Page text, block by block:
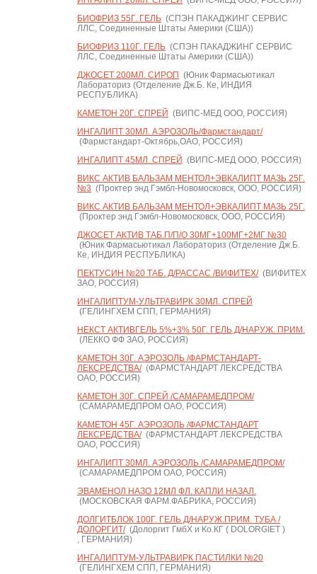
БИОФРИЗ 55Г. ГЕЛЬ(СПЭН ПАКАДЖИНГ СЕРВИС
ЛЛС, Соединенные Штаты Америки (США))
БИОФРИЗ 110Г. ГЕЛЬ(СПЭН ПАКАДЖИНГ СЕРВИС
ЛЛС, Соединенные Штаты Америки (США))
ДЖОСЕТ 200МЛ. СИРОП (Юник Фармасьютикал
Лабораториз (Отделение Дж.Б. Ке, ИНДИЯ
РЕСПУБЛИКА)
КАМЕТОН 20Г. СПРЕЙ (ВИПС-МЕД ООО, РОССИЯ)
ИНГАЛИПТ 30МЛ. АЭРОЗОЛЬ/Фармстандарт/
(Фармстандарт-Октябрь,ОАО, РОССИЯ)
ИНГАЛИПТ 45МЛ. СПРЕЙ (ВИПС-МЕД ООО, РОССИЯ)
ВИКС АКТИВ БАЛЬЗАМ МЕНТОЛ+ЭВКАЛИПТ МАЗЬ 25Г.
№3 (Проктер энд Гэмбл-Новомосковск, ООО, РОССИЯ)
ВИКС АКТИВ БАЛЬЗАМ МЕНТОЛ+ЭВКАЛИПТ МАЗЬ 25Г.
(Проктер энд Гэмбл-Новомосковск, ООО, РОССИЯ)
ДЖОСЕТ АКТИВ ТАБ.П/П/О 30МГ+100МГ+2МГ №30
(Юник Фармасьютикал Лабораториз (Отделение Дж.Б.
Ке, ИНДИЯ РЕСПУБЛИКА)
ПЕКТУСИН №20 ТАБ. Д/РАССАС /ВИФИТЕХ/(ВИФИТЕХ
ЗАО, РОССИЯ)
ИНГАЛИПТУМ-УЛЬТРАВИРК 30МЛ. СПРЕЙ
(ГЕЛИНГХЕМ СПП, ГЕРМАНИЯ)
НЕКСТ АКТИВГЕЛЬ 5%+3% 50Г. ГЕЛЬ Д/НАРУЖ. ПРИМ.
(ЛЕККО ФФ ЗАО, РОССИЯ)
КАМЕТОН 30Г. АЭРОЗОЛЬ /ФАРМСТАНДАРТ-
ЛЕКСРЕДСТВА/(ФАРМСТАНДАРТ ЛЕКСРЕДСТВА
ОАО, РОССИЯ)
КАМЕТОН 30Г. СПРЕЙ /САМАРАМЕДПРОМ/
(САМАРАМЕДПРОМ ОАО, РОССИЯ)
КАМЕТОН 45Г. АЭРОЗОЛЬ /ФАРМСТАНДАРТ
ЛЕКСРЕДСТВА/(ФАРМСТАНДАРТ ЛЕКСРЕДСТВА
ОАО, РОССИЯ)
ИНГАЛИПТ 30МЛ. АЭРОЗОЛЬ /САМАРАМЕДПРОМ/
(САМАРАМЕДПРОМ ОАО, РОССИЯ)
ЭВАМЕНОЛ НАЗО 12МЛ ФЛ. КАПЛИ НАЗАЛ.
(МОСКОВСКАЯ ФАРМ.ФАБРИКА, РОССИЯ)
ДОЛГИТБЛОК 100Г. ГЕЛЬ Д/НАРУЖ.ПРИМ. ТУБА /
ДОЛОРГИТ/(Долоргит ГмбХ и Ко.КГ ( DOLORGIET )
, ГЕРМАНИЯ)
ИНГАЛИПТУМ-УЛЬТРАВИРК ПАСТИЛКИ №20
(ГЕЛИНГХЕМ СПП, ГЕРМАНИЯ)